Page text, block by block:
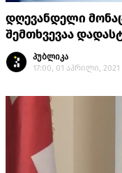
დღევანდელი
შემთხვევაა
პუბლიკა
17:00, 01 აპრილი, 2021